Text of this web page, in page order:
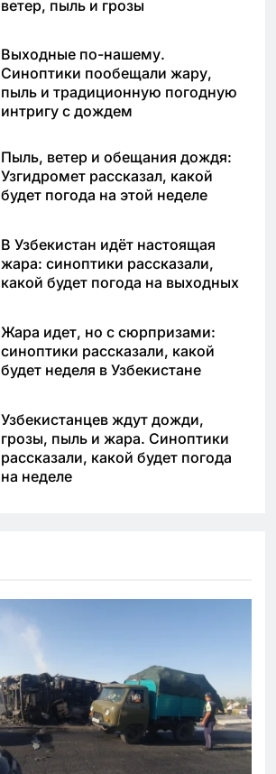
ветер, пыль и грозы
Выходные по-нашему.
Синоптики пообещали жару,
пыль и традиционную погодную
интригу с дождем
Пыль, ветер и обещания дождя:
Узгидромет рассказал, какой
будет погода на этой неделе
В Узбекистан идёт настоящая
жара: синоптики рассказали,
какой будет погода на выходных
Жара идет, но с сюрпризами:
синоптики рассказали, какой
будет неделя в Узбекистане
Узбекистанцев ждут дожди,
грозы, пыль и жара. Синоптики
рассказали, какой будет погода
на неделе